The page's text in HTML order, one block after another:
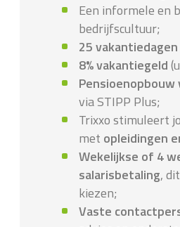
Een informele en
bedrijfscultuur;
25 vakantiedagen
8% vakantiegeld
Pensioenopbouw
via STIPP Plus;
Trixxo stimuleert
met opleidingen
Wekelijkse of 4
salarisbetaling,
kiezen;
Vaste